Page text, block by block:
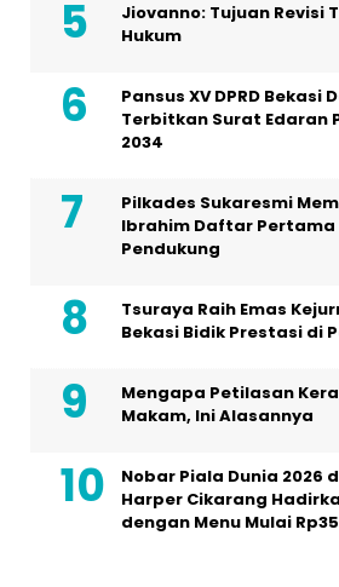
Jiovanno: Tujuan Revisi
Hukum
Pansus XV DPRD Bekasi
Terbitkan Surat Edaran
2034
Pilkades Sukaresmi
Ibrahim Daftar Pertama
Pendukung
Tsuraya Raih Emas
Bekasi Bidik Prestasi di
Mengapa Petilasan
Makam, Ini Alasannya
Nobar Piala Dunia 2026
Harper Cikarang
dengan Menu Mulai